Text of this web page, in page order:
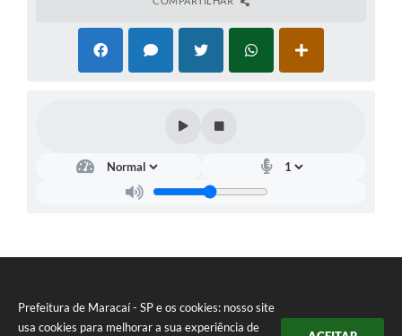
Prefeitura de Maracaí - SP e os cookies: nosso site
usa cookies para melhorar a sua experiência de